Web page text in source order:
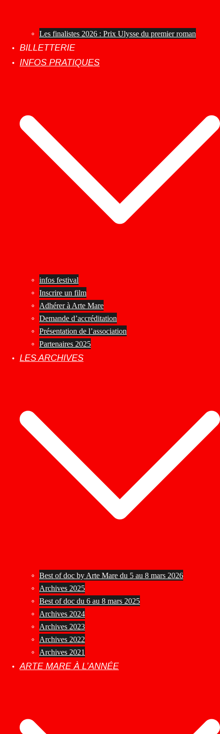
Les finalistes 2026 : Prix Ulysse du premier roman
BILLETTERIE
INFOS PRATIQUES
infos festival
Inscrire un film
Adhérer à Arte Mare
Demande d’accréditation
Présentation de l’association
Partenaires 2025
LES ARCHIVES
Best of doc by Arte Mare du 5 au 8 mars 2026
Archives 2025
Best of doc du 6 au 8 mars 2025
Archives 2024
Archives 2023
Archives 2022
Archives 2021
ARTE MARE À L’ANNÉE